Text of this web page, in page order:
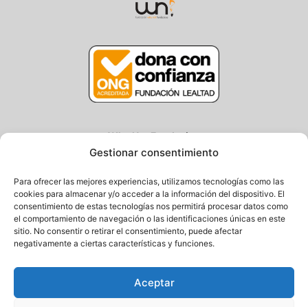
Gestionar consentimiento
Para ofrecer las mejores experiencias, utilizamos tecnologías como las
cookies para almacenar y/o acceder a la información del dispositivo. El
consentimiento de estas tecnologías nos permitirá procesar datos como
el comportamiento de navegación o las identificaciones únicas en este
sitio. No consentir o retirar el consentimiento, puede afectar
negativamente a ciertas características y funciones.
Aceptar
Why Not Fundazioa
Centro/Txoko: Particular de Ategorrieta 3
20013 Donostia – Gipuzkoa
Tel.: (+34) 943 058 694 / 627 014 791
Email: info@fundacionwhynot.org
Pribazitate Politika
Cookie Politika